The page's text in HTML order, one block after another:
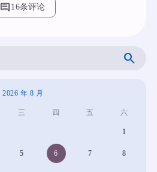
comment 16条评论
2026 年 8 月
三 四 五 六
1
5 6 7 8